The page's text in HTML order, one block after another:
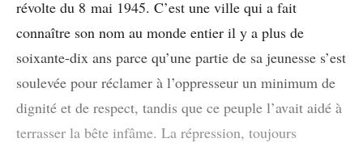
révolte du 8 mai 1945. C’est une ville qui a fait
connaître son nom au monde entier il y a plus de
soixante-dix ans parce qu’une partie de sa jeunesse s’est
soulevée pour réclamer à l’oppresseur un minimum de
dignité et de respect, tandis que ce peuple l’avait aidé à
terrasser la bête infâme. La répression, toujours